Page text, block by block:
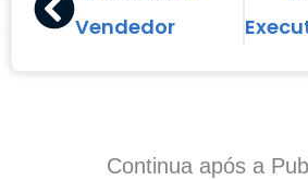
Vendedor
Continua após a